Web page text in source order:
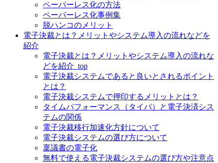
ペーパーレス化の方法
ペーパーレス化事例集
脱ハンコのメリット
電子決裁とは？メリットやシステム導入の流れなどを
紹介
電子決裁とは？メリットやシステム導入の流れな
どを紹介_top
電子決裁システムであると良いとされるポイント
とは？
電子決裁システムで押印するメリットとは？
タイムパフォーマンス（タイパ）と電子決済シス
テムの関係
電子決裁移行加速化方針について
電子決裁システムの選び方について
稟議書の電子化
無料で使える電子決裁システムの選び方や注意点